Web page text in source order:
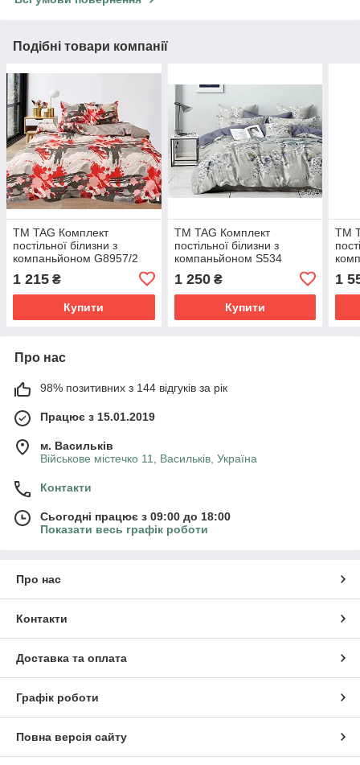
Подібні товари компанії
ТМ TAG Комплект
постільної білизни з
компаньйоном G8957/2
1 215 ₴
Купити
ТМ TAG Комплект
постільної білизни з
компаньйоном S534
1 250₴
Купити
ТМ
1
Про нас
98% позитивних з 144 відгуків за рік
Працює з 15.01.2019
м. Васильків
Військове містечко 11, Васильків, Україна
Контакти
Сьогодні працює з 09:00 до 18:00
Показати весь графік роботи
Про нас
Контакти
Доставка та оплата
Графік роботи
Повна версія сайту